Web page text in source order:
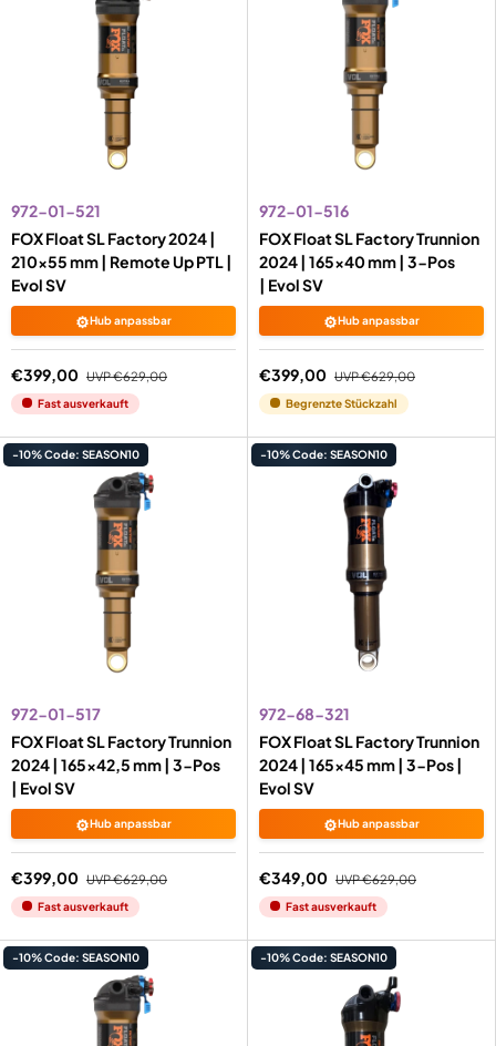
972-01-521
FOX Float SL Factory 2024 |
210x55 mm | Remote Up PTL |
Evol SV
⚙️Hub anpassbar
€399,00 UVP€629,00
Fast ausverkauft
972-01-516
FOX Float SL Factory Trunnion
2024 | 165x40 mm | 3-Pos
| Evol SV
⚙️Hub anpassbar
€399,00 UVP€629,00
Begrenzte Stückzahl
-10% Code: SEASON10
972-01-517
FOX Float SL Factory Trunnion
2024 | 165x42,5 mm | 3-Pos
| Evol SV
⚙️Hub anpassbar
€399,00 UVP€629,00
Fast ausverkauft
-10% Code: SEASON10
972-68-321
FOX Float SL Factory Trunnion
2024 | 165x45 mm | 3-Pos |
Evol SV
⚙️Hub anpassbar
€349,00 UVP€629,00
Fast ausverkauft
-10% Code: SEASON10 -10% Code: SEASON10